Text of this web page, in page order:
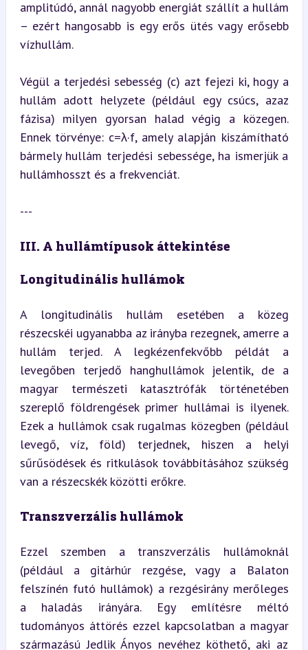
amplitúdó, annál nagyobb energiát szállít a hullám
– ezért hangosabb is egy erős ütés vagy erősebb
vízhullám.
Végül a terjedési sebesség (c) azt fejezi ki, hogy a
hullám adott helyzete (például egy csúcs, azaz
fázisa) milyen gyorsan halad végig a közegen.
Ennek törvénye: c=λ·f, amely alapján kiszámítható
bármely hullám terjedési sebessége, ha ismerjük a
hullámhosszt és a frekvenciát.
---
III. A hullámtípusok áttekintése
Longitudinális hullámok
A longitudinális hullám esetében a közeg
részecskéi ugyanabba az irányba rezegnek, amerre a
hullám terjed. A legkézenfekvőbb példát a
levegőben terjedő hanghullámok jelentik, de a
magyar természeti katasztrófák történetében
szereplő földrengések primer hullámai is ilyenek.
Ezek a hullámok csak rugalmas közegben (például
levegő, víz, föld) terjednek, hiszen a helyi
sűrűsödések és ritkulások továbbításához szükség
van a részecskék közötti erőkre.
Transzverzális hullámok
Ezzel szemben a transzverzális hullámoknál
(például a gitárhúr rezgése, vagy a Balaton
felszínén futó hullámok) a rezgésirány merőleges
a haladás irányára. Egy említésre méltó
tudományos áttörés ezzel kapcsolatban a magyar
származású Jedlik Ányos nevéhez köthető, aki az